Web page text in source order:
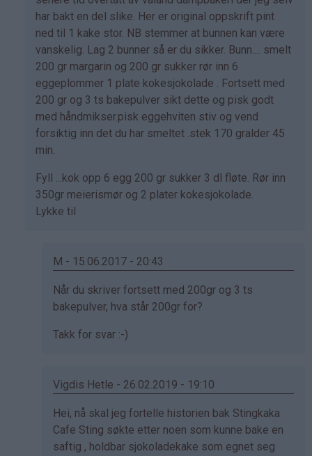
av
Marianne
(ikke
bekreftet)
har bakt en del slike. Her er original oppskrift pint
ned til 1 kake stor. NB stemmer at bunnen kan være
vanskelig. Lag 2 bunner så er du sikker. Bunn.... smelt
200 gr margarin og 200 gr sukker rør inn 6
eggeplommer 1 plate kokesjokolade . Fortsett med
200 gr og 3 ts bakepulver sikt dette og pisk godt
med håndmikser.pisk eggehviten stiv og vend
forsiktig inn det du har smeltet .stek 170 gralder 45
min.
Fyll ...kok opp 6 egg 200 gr sukker 3 dl fløte. Rør inn
350gr meierismør og 2 plater kokesjokolade.
Lykke til
M - 15.06.2017 - 20:43
Som
svar
av
sandanger
(ikke
bekreftet)
Når du skriver fortsett med 200gr og 3 ts
bakepulver, hva står 200gr for?
Takk for svar :-)
Vigdis Hetle - 26.02.2019 - 19:10
Som
svar
på
Hei, nå skal jeg fortelle historien bak Stingkaka
Cafe Sting søkte etter noen som kunne bake en
saftig , holdbar sjokoladekake som egnet seg